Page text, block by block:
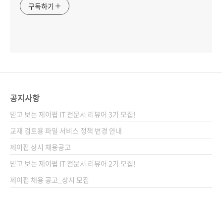
구독하기
공지사항
믿고 보는 제이펍 IT 전문서 리뷰어 3기 모집!
교재 검토용 파일 서비스 정책 변경 안내
제이펍 상시 채용공고
믿고 보는 제이펍 IT 전문서 리뷰어 2기 모집!
제이펍 채용 공고_상시 모집